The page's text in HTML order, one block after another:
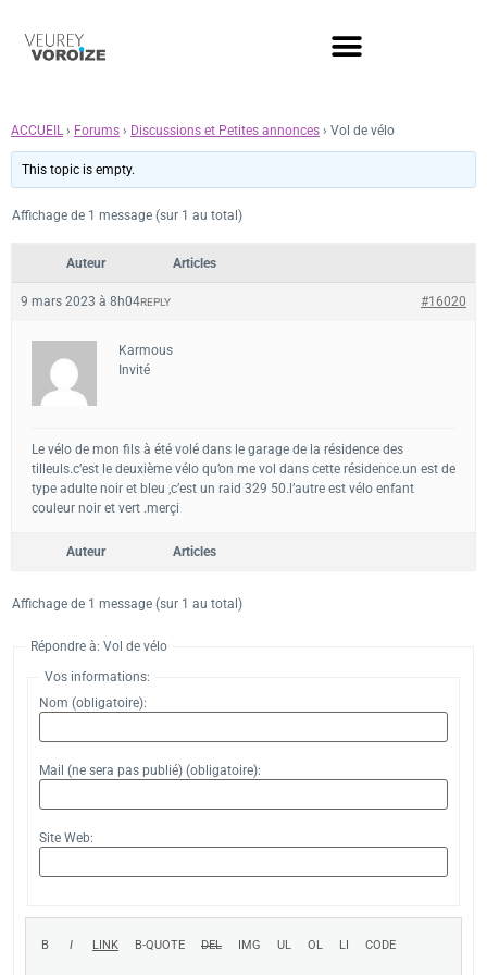
ACCUEIL › Forums › Discussions et Petites annonces › Vol de vélo
This topic is empty.
Affichage de 1 message (sur 1 au total)
Auteur Articles
9 mars 2023 à 8h04 #16020
REPLY
Karmous
Invité
Le vélo de mon fils à été volé dans le garage de la résidence des
tilleuls.c’est le deuxième vélo qu’on me vol dans cette résidence.un est de
type adulte noir et bleu ,c’est un raid 329 50.l’autre est vélo enfant
couleur noir et vert .merçi
Auteur Articles
Affichage de 1 message (sur 1 au total)
Répondre à: Vol de vélo
Vos informations:
Nom (obligatoire):
Mail (ne sera pas publié) (obligatoire):
Site Web: